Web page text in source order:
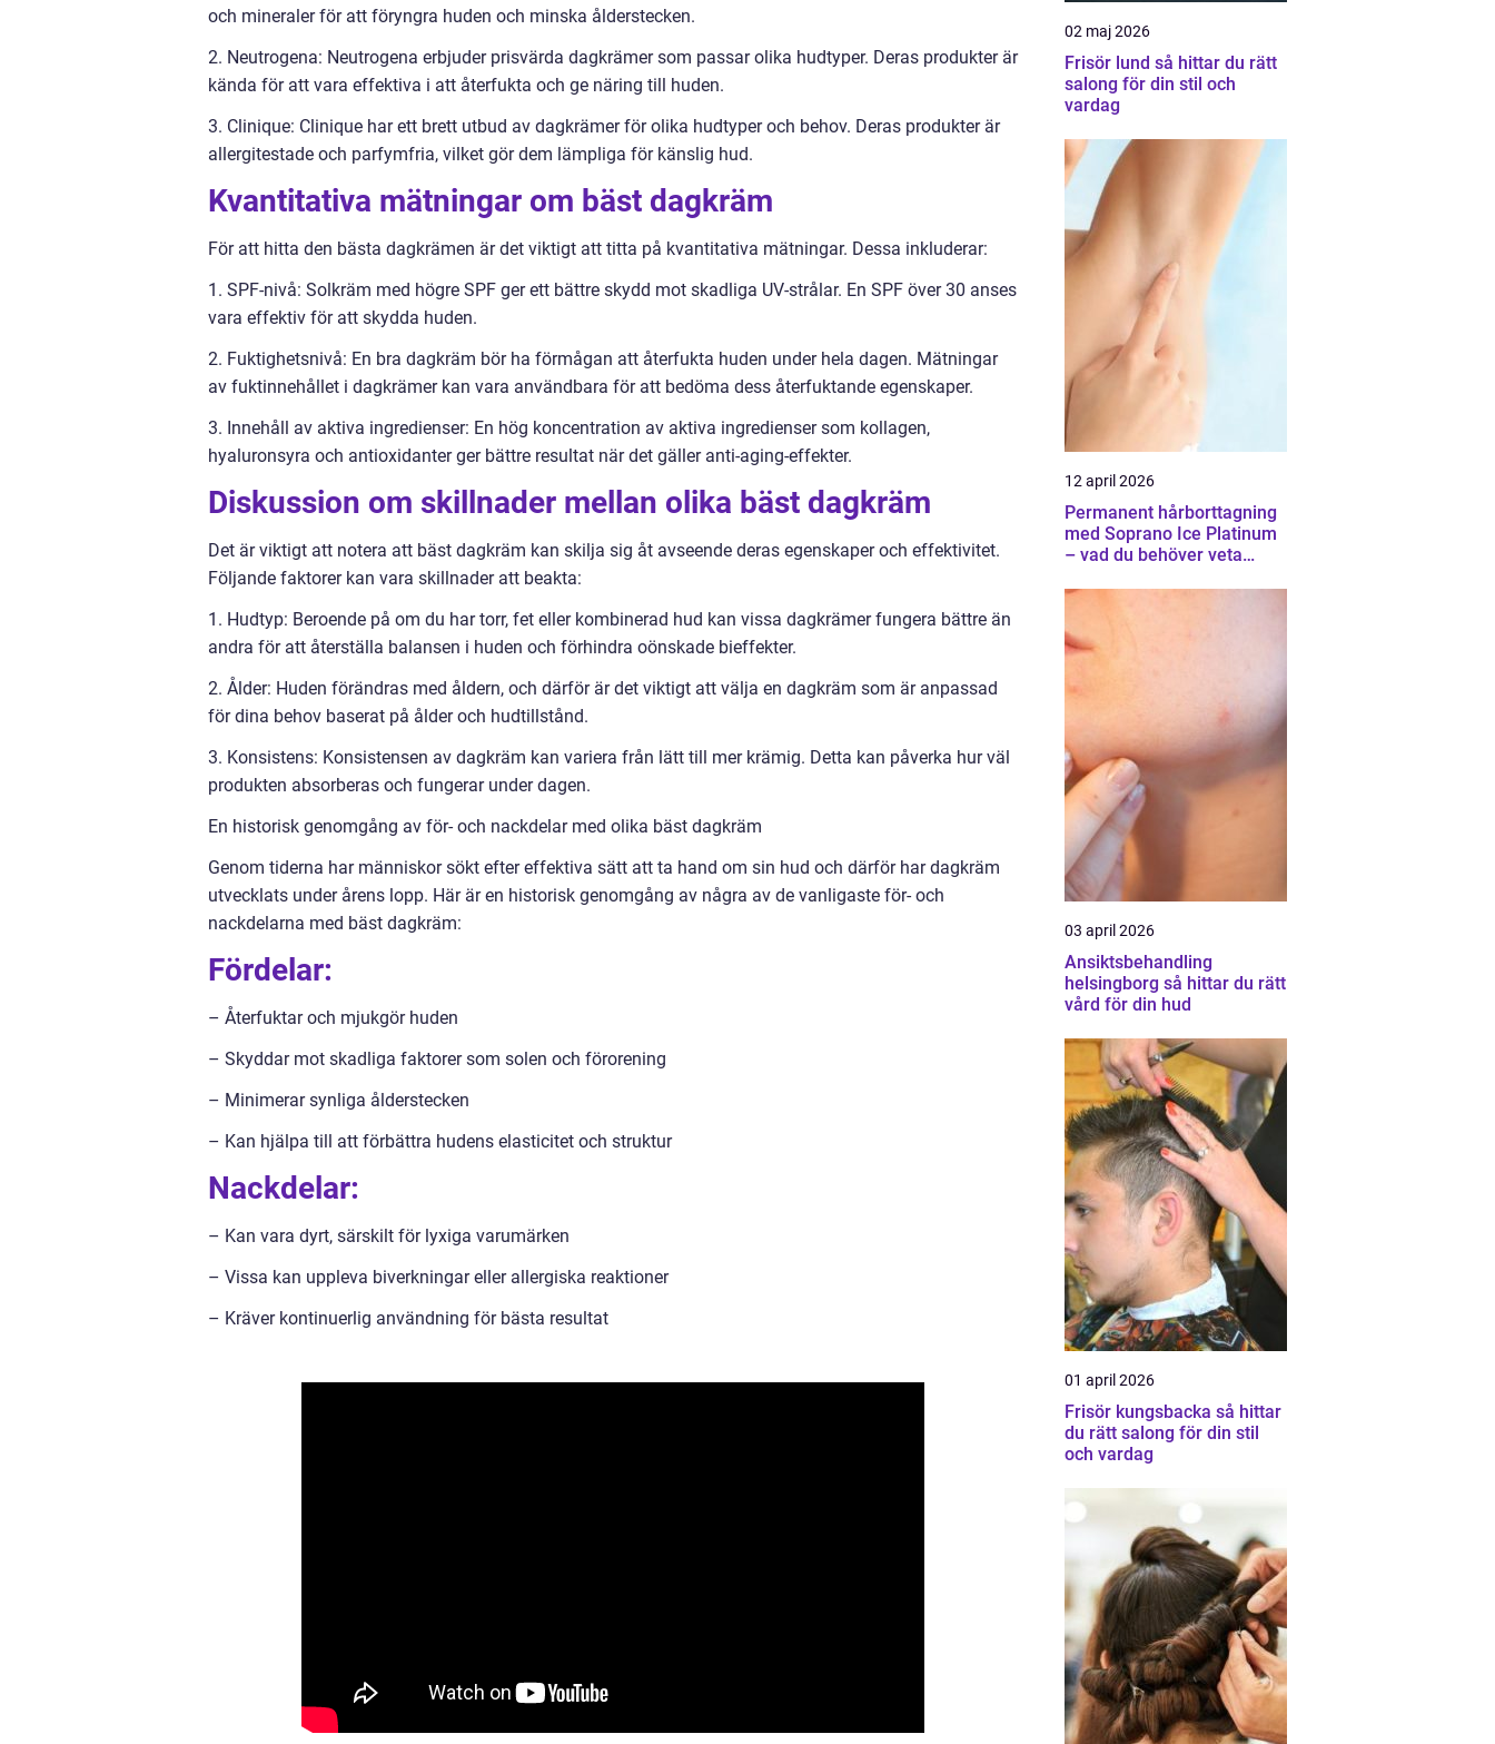
och mineraler för att föryngra huden och minska ålderstecken.
2. Neutrogena: Neutrogena erbjuder prisvärda dagkrämer som passar olika hudtyper. Deras produkter är
kända för att vara effektiva i att återfukta och ge näring till huden.
3. Clinique: Clinique har ett brett utbud av dagkrämer för olika hudtyper och behov. Deras produkter är
allergitestade och parfymfria, vilket gör dem lämpliga för känslig hud.
Kvantitativa mätningar om bäst dagkräm
För att hitta den bästa dagkrämen är det viktigt att titta på kvantitativa mätningar. Dessa inkluderar:
1. SPF-nivå: Solkräm med högre SPF ger ett bättre skydd mot skadliga UV-strålar. En SPF över 30 anses
vara effektiv för att skydda huden.
2. Fuktighetsnivå: En bra dagkräm bör ha förmågan att återfukta huden under hela dagen. Mätningar
av fuktinnehållet i dagkrämer kan vara användbara för att bedöma dess återfuktande egenskaper.
3. Innehåll av aktiva ingredienser: En hög koncentration av aktiva ingredienser som kollagen,
hyaluronsyra och antioxidanter ger bättre resultat när det gäller anti-aging-effekter.
Diskussion om skillnader mellan olika bäst dagkräm
Det är viktigt att notera att bäst dagkräm kan skilja sig åt avseende deras egenskaper och effektivitet.
Följande faktorer kan vara skillnader att beakta:
1. Hudtyp: Beroende på om du har torr, fet eller kombinerad hud kan vissa dagkrämer fungera bättre än
andra för att återställa balansen i huden och förhindra oönskade bieffekter.
2. Ålder: Huden förändras med åldern, och därför är det viktigt att välja en dagkräm som är anpassad
för dina behov baserat på ålder och hudtillstånd.
3. Konsistens: Konsistensen av dagkräm kan variera från lätt till mer krämig. Detta kan påverka hur väl
produkten absorberas och fungerar under dagen.
En historisk genomgång av för- och nackdelar med olika bäst dagkräm
Genom tiderna har människor sökt efter effektiva sätt att ta hand om sin hud och därför har dagkräm
utvecklats under årens lopp. Här är en historisk genomgång av några av de vanligaste för- och
nackdelarna med bäst dagkräm:
Fördelar:
– Återfuktar och mjukgör huden
– Skyddar mot skadliga faktorer som solen och förorening
– Minimerar synliga ålderstecken
– Kan hjälpa till att förbättra hudens elasticitet och struktur
Nackdelar:
– Kan vara dyrt, särskilt för lyxiga varumärken
– Vissa kan uppleva biverkningar eller allergiska reaktioner
– Kräver kontinuerlig användning för bästa resultat
02 maj 2026
Frisör lund så hittar du rätt
salong för din stil och
vardag
12 april 2026
Permanent hårborttagning
med Soprano Ice Platinum
– vad du behöver veta
03 april 2026
Ansiktsbehandling
helsingborg så hittar du rätt
vård för din hud
01 april 2026
Frisör kungsbacka så hittar
du rätt salong för din stil
och vardag